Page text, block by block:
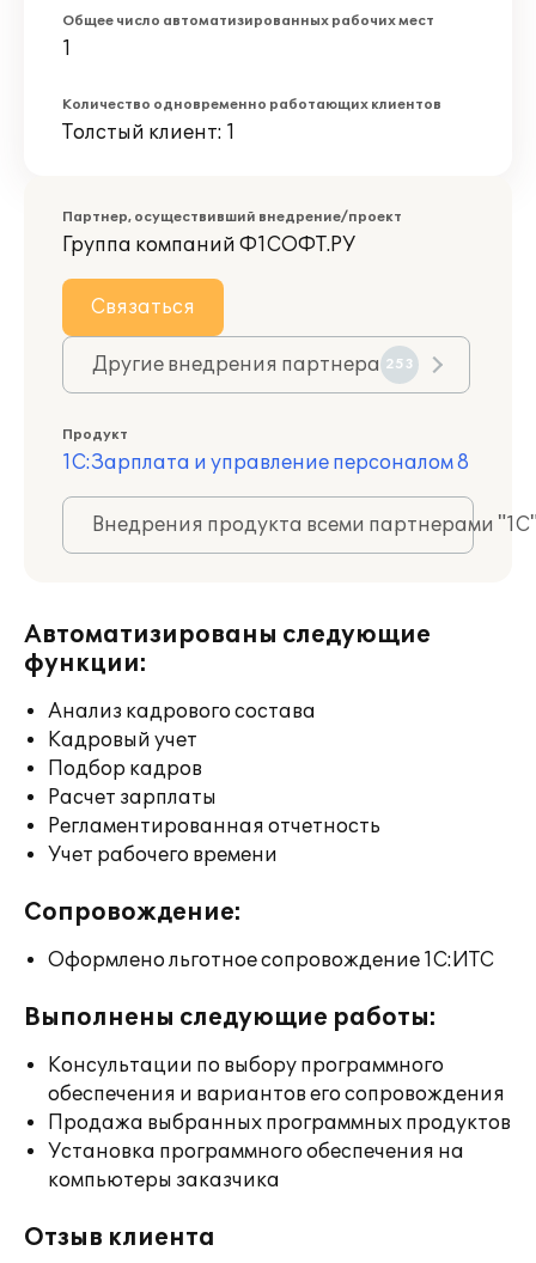
Общее число автоматизированных рабочих мест
1
Количество одновременно работающих клиентов
Толстый клиент: 1
Партнер, осуществивший внедрение/проект
Группа компаний Ф1СОФТ.РУ
Связаться
Другие внедрения партнера 253
Продукт
1С:Зарплата и управление персоналом 8
Внедрения продукта всеми партнерами
Автоматизированы следующие
функции:
Анализ кадрового состава
Кадровый учет
Подбор кадров
Расчет зарплаты
Регламентированная отчетность
Учет рабочего времени
Сопровождение:
Оформлено льготное сопровождение 1С:ИТС
Выполнены следующие работы:
Консультации по выбору программного
обеспечения и вариантов его сопровождения
Продажа выбранных программных продуктов
Установка программного обеспечения на
компьютеры заказчика
Отзыв клиента